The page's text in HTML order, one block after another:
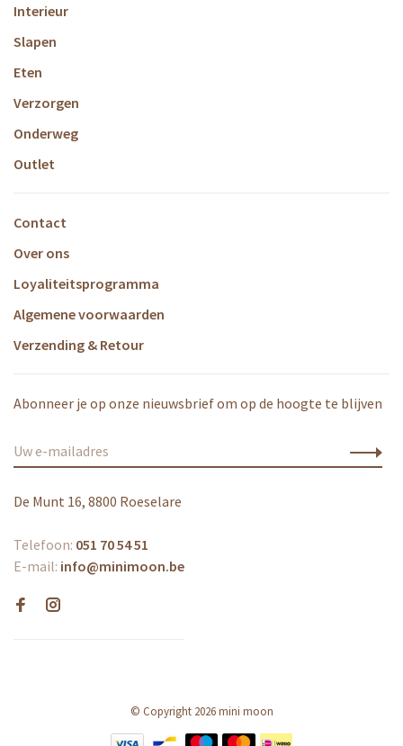
Interieur
Slapen
Eten
Verzorgen
Onderweg
Outlet
Contact
Over ons
Loyaliteitsprogramma
Algemene voorwaarden
Verzending & Retour
Abonneer je op onze nieuwsbrief om op de hoogte te blijven
De Munt 16, 8800 Roeselare
Telefoon: 051 70 54 51
E-mail: info@minimoon.be
© Copyright 2026 mini moon